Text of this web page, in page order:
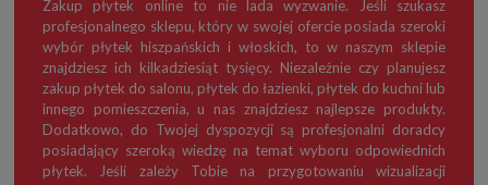
Zakup płytek online to nie lada wyzwanie. Jeśli szukasz
profesjonalnego sklepu, który w swojej ofercie posiada szeroki
wybór płytek hiszpańskich i włoskich, to w naszym sklepie
znajdziesz ich kilkadziesiąt tysięcy. Niezależnie czy planujesz
zakup płytek do salonu, płytek do łazienki, płytek do kuchni lub
innego pomieszczenia, u nas znajdziesz najlepsze produkty.
Dodatkowo, do Twojej dyspozycji są profesjonalni doradcy
posiadający szeroką wiedzę na temat wyboru odpowiednich
płytek. Jeśli zależy Tobie na przygotowaniu wizualizacji